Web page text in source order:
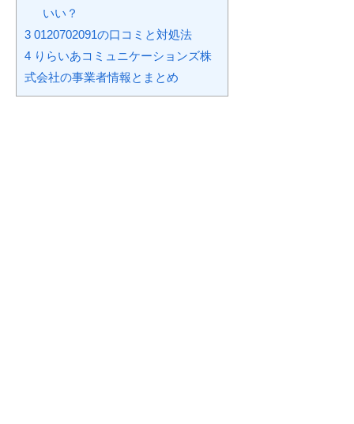
いい？
3 0120702091の口コミと対処法
4 りらいあコミュニケーションズ株
式会社の事業者情報とまとめ